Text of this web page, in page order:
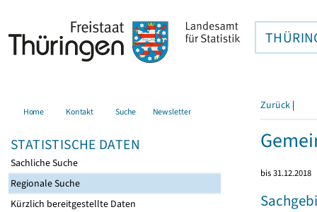
Home Kontakt Suche Newsletter
STATISTISCHE DATEN
Sachliche Suche
Regionale Suche
Kürzlich bereitgestellte Daten
Zurück |
bis 31.12.2018